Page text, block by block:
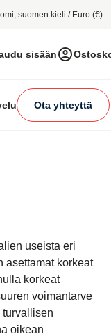
suomen kieli / Euro (€)
sisään
Ota yhteyttä
useista eri
asettamat korkeat
korkeat
voimantarve
oikean